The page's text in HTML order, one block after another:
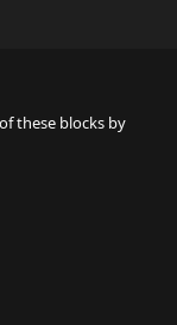
these blocks by